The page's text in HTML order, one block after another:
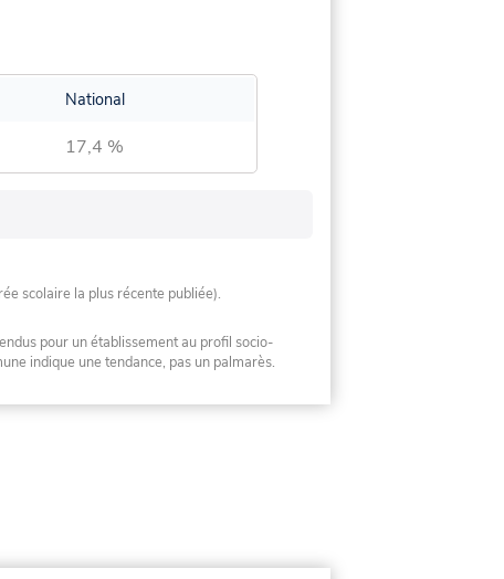
National
17,4 %
scolaire la plus récente publiée).
pour un établissement au profil socio-
indique une tendance, pas un palmarès.